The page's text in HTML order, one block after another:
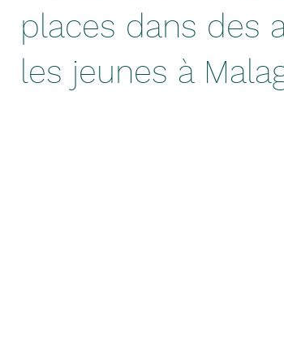
places dans des
les jeunes à